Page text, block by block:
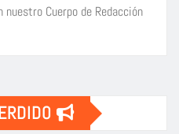
Cuerpo de Redacción